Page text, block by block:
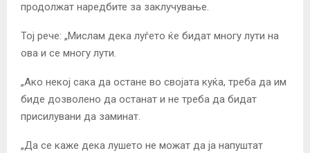
продолжат наредбите за заклучување.
Тој рече: „Мислам дека луѓето ќе бидат многу лути на
ова и се многу лути.
„Ако некој сака да остане во својата куќа, треба да им
биде дозволено да останат и не треба да бидат
присилувани да заминат.
„Да се ​​каже дека лушето не можат да ја напуштат